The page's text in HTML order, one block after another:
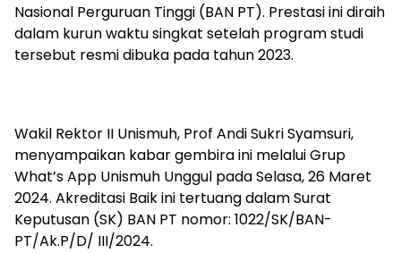
Nasional Perguruan Tinggi (BAN PT). Prestasi ini diraih
dalam kurun waktu singkat setelah program studi
tersebut resmi dibuka pada tahun 2023.
Wakil Rektor II Unismuh, Prof Andi Sukri Syamsuri,
menyampaikan kabar gembira ini melalui Grup
What’s App Unismuh Unggul pada Selasa, 26 Maret
2024. Akreditasi Baik ini tertuang dalam Surat
Keputusan (SK) BAN PT nomor: 1022/SK/BAN-
PT/Ak.P/D/ III/2024.